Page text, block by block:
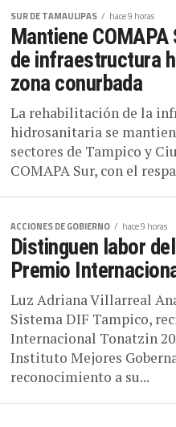
SUR DE TAMAULIPAS hace 9 horas
Mantiene
de infraestructura
zona conurbada
La rehabilitación de la
hidrosanitaria se
sectores de Tampico y
COMAPA Sur, con el
ACCIONES DE GOBIERNO hace 9 horas
Distinguen labor
Premio
Luz Adriana Villarreal
Sistema DIF Tampico,
Internacional Tonatzin
Instituto Mejores
reconocimiento a su...